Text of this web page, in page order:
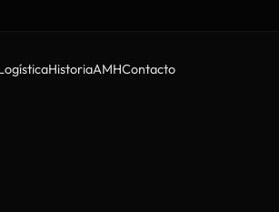
HistoriaAMHContacto